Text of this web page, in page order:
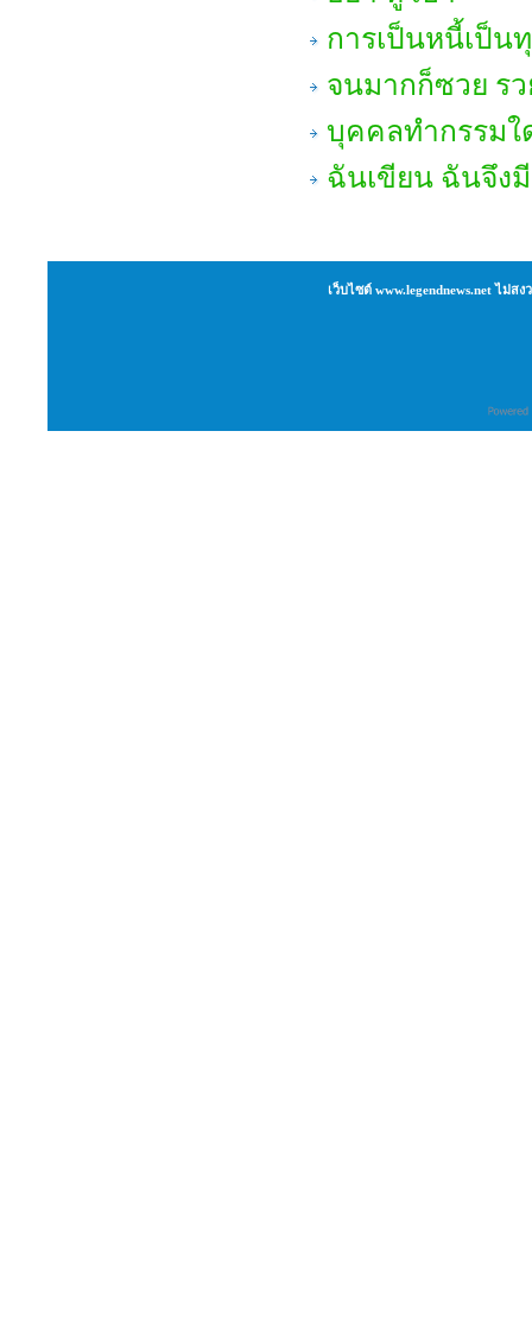
การเป็นหนี้เป็น
จนมากก็ซวย ร
บุคคลทำกรรมใ
ฉันเขียน ฉันจึง
เว็บไซต์ www.legendnews.net ไม่